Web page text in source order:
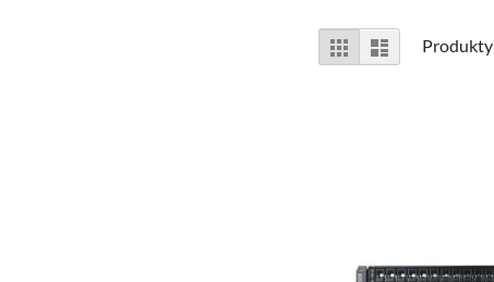
Zobacz
jako
SiatkaLista Produkty